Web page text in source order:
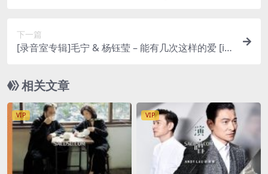
下一篇
[录音室专辑]毛宁 & 杨钰莹 – 能有几次这样的爱 [iT
相关文章
VIP VIP